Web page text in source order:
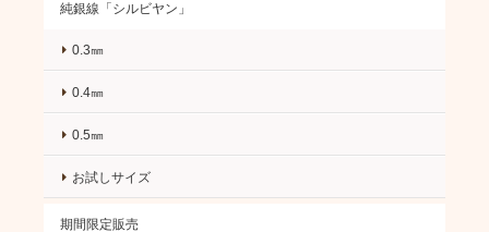
純銀線「シルビヤン」
0.3㎜
0.4㎜
0.5㎜
お試しサイズ
期間限定販売